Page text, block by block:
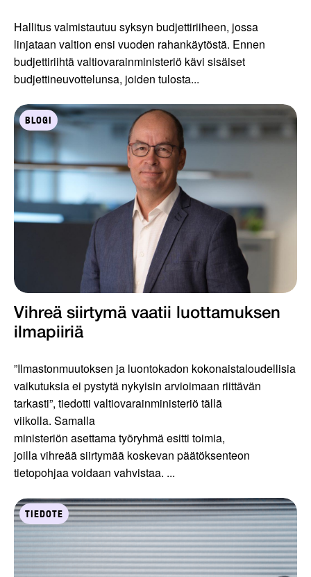
Hallitus valmistautuu syksyn budjettiriiheen, jossa
linjataan valtion ensi vuoden rahankäytöstä. Ennen
budjettiriihtä valtiovarainministeriö kävi sisäiset
budjettineuvottelunsa, joiden tulosta...
BLOGI
Vihreä siirtymä vaatii luottamuksen
ilmapiiriä
”Ilmastonmuutoksen ja luontokadon kokonaistaloudellisia
vaikutuksia ei pystytä nykyisin arvioimaan riittävän
tarkasti”, tiedotti valtiovarainministeriö tällä
viikolla. Samalla
ministeriön asettama työryhmä esitti toimia,
joilla vihreää siirtymää koskevan päätöksenteon
tietopohjaa voidaan vahvistaa. ...
TIEDOTE